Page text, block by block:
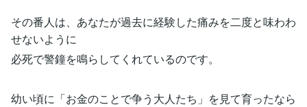
その番人は、あなたが過去に経験した痛みを二度と味わわ
せないように
必死で警鐘を鳴らしてくれているのです。
幼い頃に「お金のことで争う大人たち」を見て育ったなら